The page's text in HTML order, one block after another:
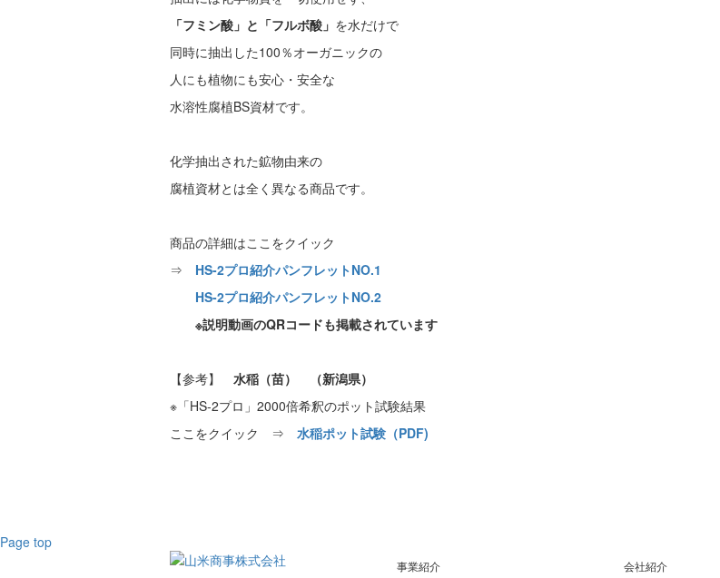
「フミン酸」と「フルボ酸」 を水だけで
同時に抽出した100％オーガニックの
人にも植物にも安心・安全な
水溶性腐植BS資材です。
化学抽出された鉱物由来の
腐植資材とは全く異なる商品です。
商品の詳細はここをクイック
⇒ HS-2プロ紹介パンフレットNO.1
HS-2プロ紹介パンフレットNO.2
※説明動画のQRコードも掲載されています
【参考】
水稲（苗） （新潟県）
※「HS-2プロ」2000倍希釈のポット試験結果
ここをクイック ⇒ 水稲ポット試験（PDF)
Page top
事業紹介 会社紹介